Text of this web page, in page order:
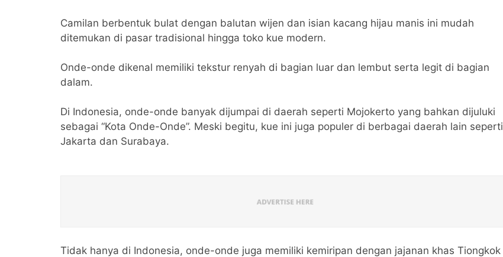
Camilan berbentuk bulat dengan balutan wijen dan isian kacang hijau manis ini mudah
ditemukan di pasar tradisional hingga toko kue modern.
Onde-onde dikenal memiliki tekstur renyah di bagian luar dan lembut serta legit di bagian
dalam.
Di Indonesia, onde-onde banyak dijumpai di daerah seperti Mojokerto yang bahkan dijuluki
sebagai “Kota Onde-Onde”. Meski begitu, kue ini juga populer di berbagai daerah lain seperti
Jakarta dan Surabaya.
Tidak hanya di Indonesia, onde-onde juga memiliki kemiripan dengan jajanan khas Tiongkok